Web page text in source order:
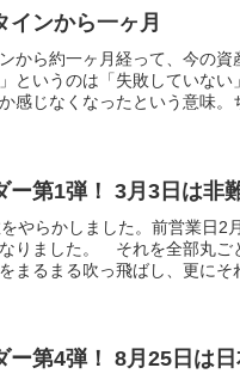
インから一ヶ月
から約一ヶ月経って、今の
というのは「失敗していな
感じなくなったという意味
ー第1弾！ 3月3日は非
やらかしました。前営業日2
りました。 それを全部丸ご
まるまる吹っ飛ばし、更にそ
ー第4弾！ 8月25日は